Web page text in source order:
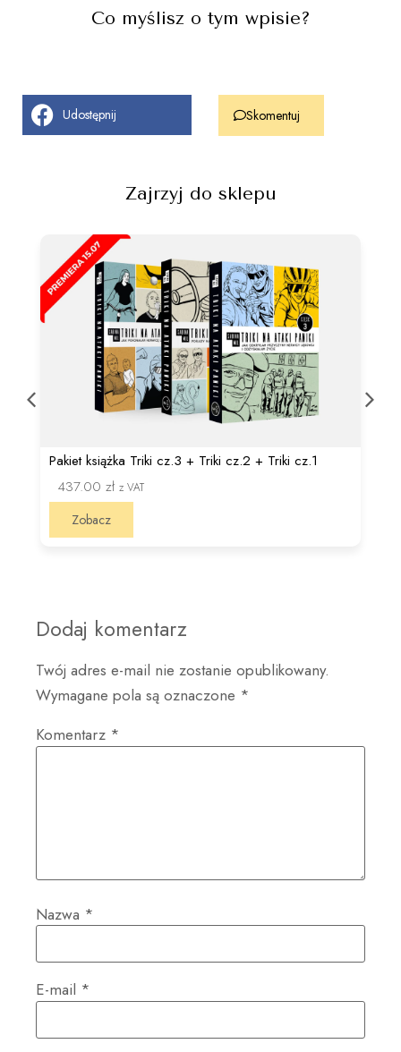
Co myślisz o tym wpisie?
Udostępnij Skomentuj
Zajrzyj do sklepu
Pakiet książka Triki cz.3 + Triki cz.2 + Triki cz.1
437.00 zł z VAT
Zobacz
Dodaj komentarz
Twój adres e-mail nie zostanie opublikowany.
Wymagane pola są oznaczone *
Komentarz *
Nazwa *
E-mail *